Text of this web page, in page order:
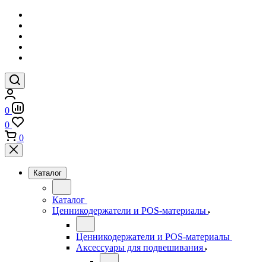
0
0
0
Каталог
Каталог
Ценникодержатели и POS-материалы
Ценникодержатели и POS-материалы
Аксессуары для подвешивания